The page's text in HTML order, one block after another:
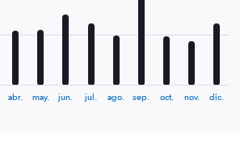
abr. may. jun. jul. ago. sep. oct. nov. dic.